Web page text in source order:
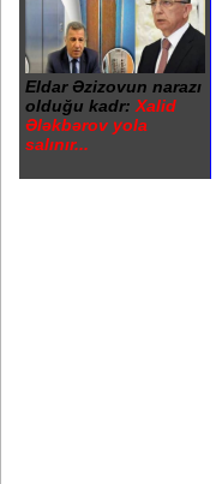
Eldar Əzizovun narazı
olduğu kadr: Xalid
Ələkbərov yola
salınır...